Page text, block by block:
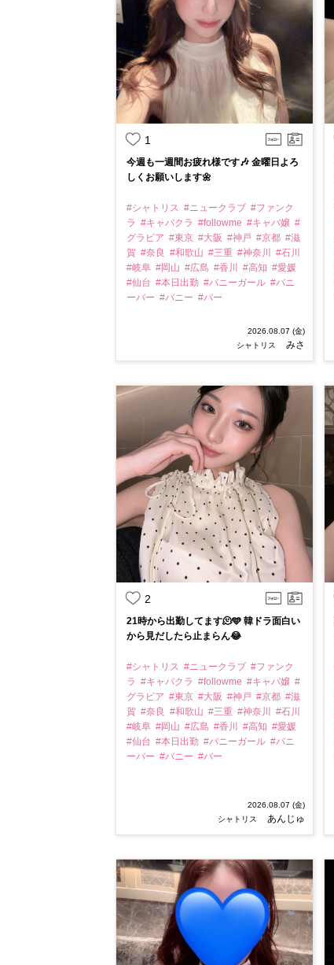
1
今週も一週間お疲れ様です🎶 金曜日よろ
しくお願いします🌼
#シャトリス #ニュークラブ #ファンク
ラ #キャバクラ #followme #キャバ嬢 #
グラビア #東京 #大阪 #神戸 #京都 #滋
賀 #奈良 #和歌山 #三重 #神奈川
#石川
#岐阜 #岡山 #広島 #香川 #高知 #愛媛
#仙台 #本日出勤 #バニーガール #バニ
ーバー #バニー #バー
2026.08.07 (金)
シャトリス
みさ
2
21時から出勤してます🫠🩵 韓ドラ面白い
から見だしたら止まらん😂
#シャトリス #ニュークラブ #ファンク
ラ #キャバクラ #followme #キャバ嬢 #
グラビア #東京 #大阪 #神戸 #京都 #滋
賀 #奈良 #和歌山 #三重 #神奈川
#石川
#岐阜 #岡山 #広島 #香川 #高知 #愛媛
#仙台 #本日出勤 #バニーガール #バニ
ーバー #バニー #バー
2026.08.07 (金)
シャトリス
あんじゅ